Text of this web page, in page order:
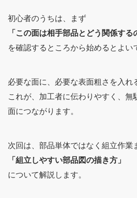
初心者のうちは、まず
「この面は相手部品とどう関係する
を確認するところから始めるとよい
必要な面に、必要な表面粗さを入れ
これが、加工者に伝わりやすく、無
面につながります。
次回は、部品単体ではなく組立作業
「組立しやすい部品図の描き方」
について解説します。